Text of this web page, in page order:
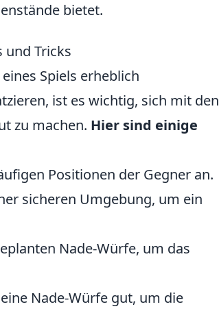
bietet.
und Tricks
Spiels erheblich
ist es wichtig, sich mit den
zu machen. Hier sind einige
Positionen der Gegner an.
sicheren Umgebung, um ein
Nade-Würfe, um das
Nade-Würfe gut, um die